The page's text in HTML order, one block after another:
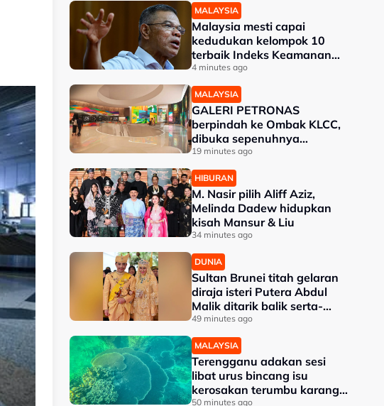
MALAYSIA
Malaysia mesti capai
kedudukan kelompok 10
terbaik Indeks Keamanan
Global - Saifuddin Nasution
4 minutes ago
MALAYSIA
GALERI PETRONAS
berpindah ke Ombak KLCC,
dibuka sepenuhnya
menjelang penghujung 2027
19 minutes ago
HIBURAN
M. Nasir pilih Aliff Aziz,
Melinda Dadew hidupkan
kisah Mansur & Liu
34 minutes ago
DUNIA
Sultan Brunei titah gelaran
diraja isteri Putera Abdul
Malik ditarik balik serta-
merta
49 minutes ago
MALAYSIA
Terengganu adakan sesi
libat urus bincang isu
kerosakan terumbu karang
50 minutes ago